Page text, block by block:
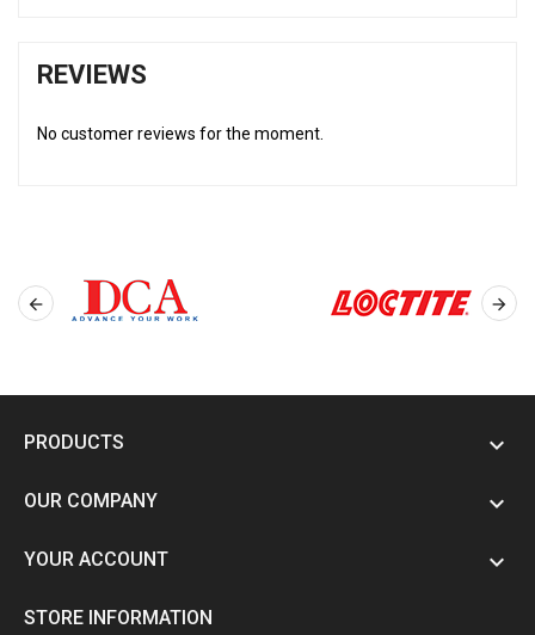
REVIEWS
No customer reviews for the moment.
 
PRODUCTS 
OUR COMPANY 
YOUR ACCOUNT 
STORE INFORMATION